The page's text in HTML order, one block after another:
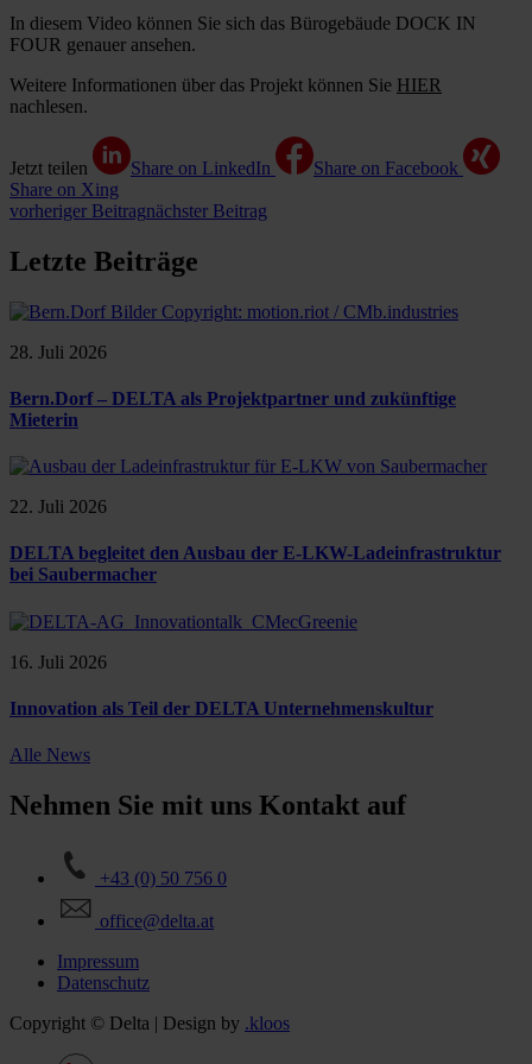
In diesem Video können Sie sich das Bürogebäude DOCK IN
FOUR genauer ansehen.
Weitere Informationen über das Projekt können Sie HIER
nachlesen.
Jetzt teilen Share on LinkedIn
Share on Facebook
Share on Xing
vorheriger Beitragnächster Beitrag
Letzte Beiträge
28. Juli 2026
Bern.Dorf – DELTA als Projektpartner und zukünftige
Mieterin
22. Juli 2026
DELTA begleitet den Ausbau der E-LKW-Ladeinfrastruktur
bei Saubermacher
16. Juli 2026
Innovation als Teil der DELTA Unternehmenskultur
Alle News
Nehmen Sie mit uns Kontakt auf
+43 (0) 50 756 0
office@delta.at
Impressum
Datenschutz
Copyright © Delta | Design by .kloos